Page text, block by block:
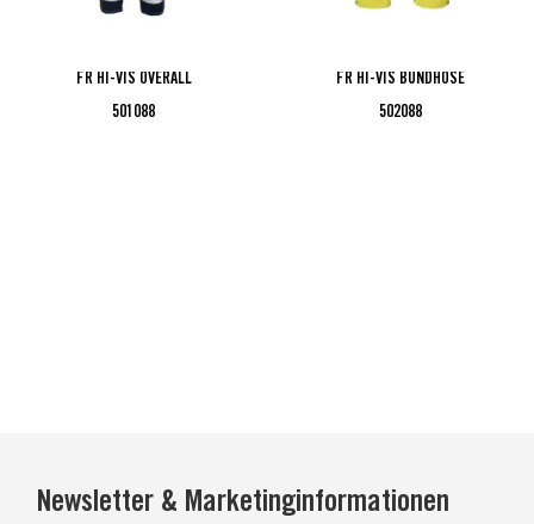
FR HI-VIS OVERALL
501088
FR HI-VIS BUNDHOSE
502088
Newsletter & Marketinginformationen